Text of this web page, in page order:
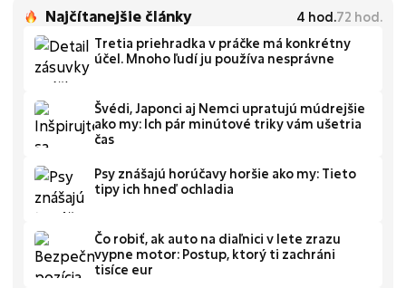
Najčítanejšie články 4 hod.72 hod.
Tretia priehradka v práčke má konkrétny
účel. Mnoho ľudí ju používa nesprávne
Švédi, Japonci aj Nemci upratujú múdrejšie
ako my: Ich pár minútové triky vám ušetria
čas
Psy znášajú horúčavy horšie ako my: Tieto
tipy ich hneď ochladia
Čo robiť, ak auto na diaľnici v lete zrazu
vypne motor: Postup, ktorý ti zachráni
tisíce eur